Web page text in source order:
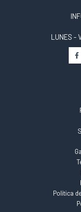
LUNES -
Política